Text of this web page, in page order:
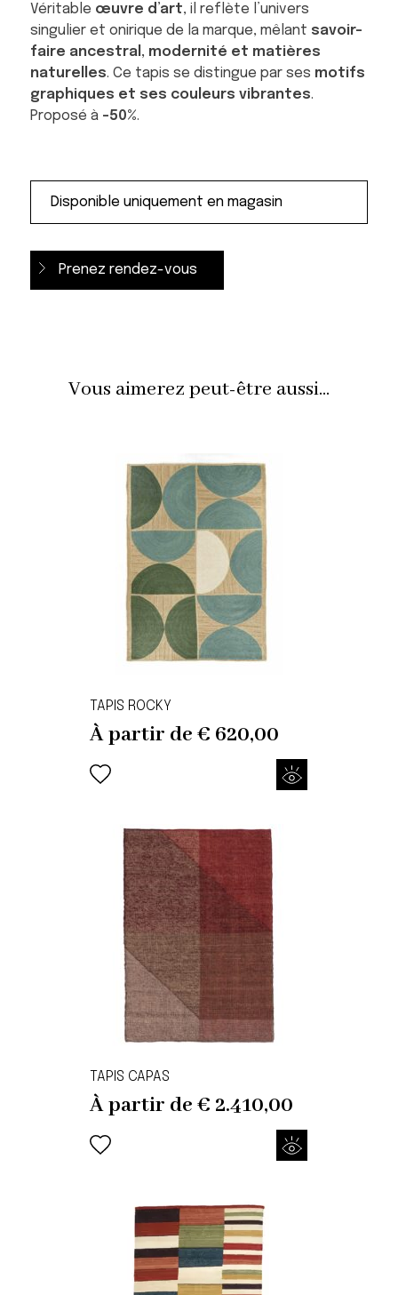
Véritable œuvre d’art, il reflète l’univers
singulier et onirique de la marque, mêlant savoir-
faire ancestral, modernité et matières
naturelles. Ce tapis se distingue par ses motifs
graphiques et ses couleurs vibrantes.
Proposé à -50%.
Prenez rendez-vous
Vous aimerez peut-être aussi...
TAPIS ROCKY
À partir de€ 620,00
TAPIS CAPAS
À partir de€ 2.410,00